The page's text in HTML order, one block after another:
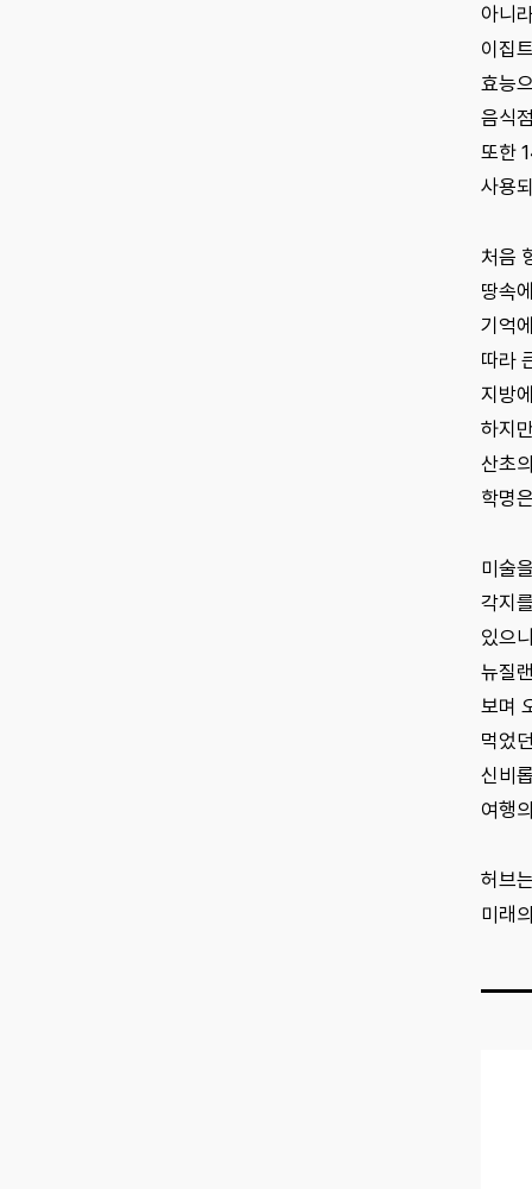
아니
이집
효능
음식
또한
사용
처음
땅속
기억
따라
지방
하지
산초
학명
미술
각지
있으
뉴질
보며
먹었
신비
여행
허브
미래